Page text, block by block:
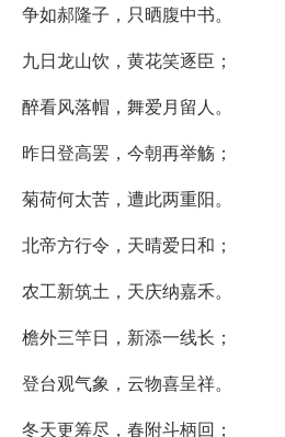
争如郝隆子，只晒腹中书。
九日龙山饮，黄花笑逐臣；
醉看风落帽，舞爱月留人。
昨日登高罢，今朝再举觞；
菊荷何太苦，遭此两重阳。
北帝方行令，天晴爱日和；
农工新筑土，天庆纳嘉禾。
檐外三竿日，新添一线长；
登台观气象，云物喜呈祥。
冬天更筹尽，春附斗柄回；